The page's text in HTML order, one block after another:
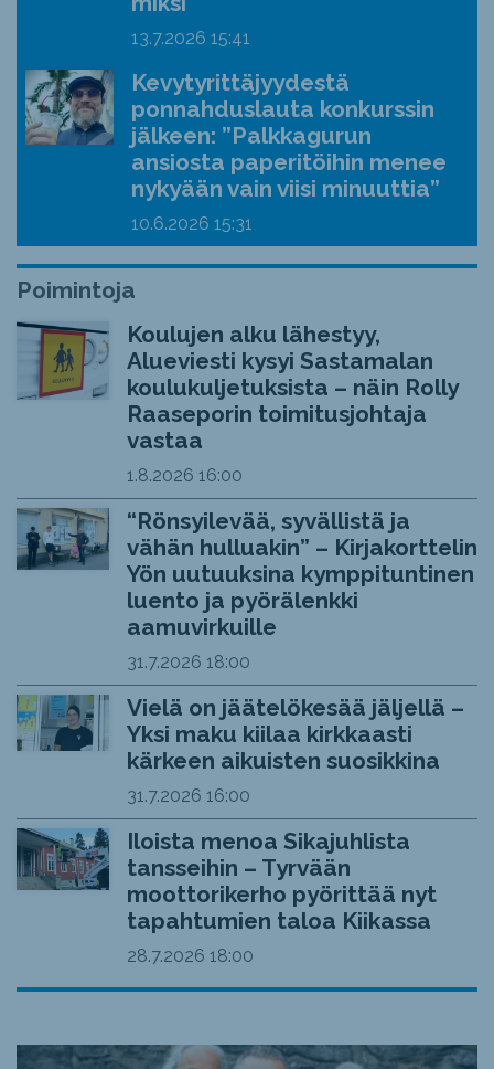
13.7.2026 15:41
Kevytyrittäjyydestä
ponnahduslauta konkurssin
jälkeen: ”Palkkagurun
ansiosta paperitöihin menee
nykyään vain viisi minuuttia”
10.6.2026 15:31
Poimintoja
Koulujen alku lähestyy,
Alueviesti kysyi Sastamalan
koulukuljetuksista – näin Rolly
Raaseporin toimitusjohtaja
vastaa
1.8.2026 16:00
“Rönsyilevää, syvällistä ja
vähän hulluakin” – Kirjakorttelin
Yön uutuuksina kymppituntinen
luento ja pyörälenkki
aamuvirkuille
31.7.2026 18:00
Vielä on jäätelökesää jäljellä –
Yksi maku kiilaa kirkkaasti
kärkeen aikuisten suosikkina
31.7.2026 16:00
Iloista menoa Sikajuhlista
tansseihin – Tyrvään
moottorikerho pyörittää nyt
tapahtumien taloa Kiikassa
28.7.2026 18:00